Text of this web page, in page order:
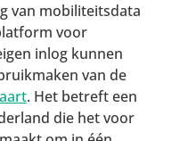
van mobiliteitsdata
voor
inlog kunnen
van de
. Het betreft een
die het voor